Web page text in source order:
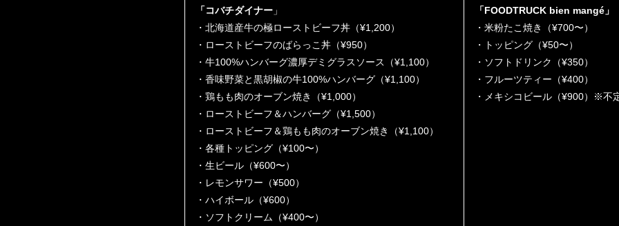
「コバチダイナー 」
・北海道産牛の極ローストビーフ丼（¥1,200）
・ローストビーフのばらっこ丼（¥950）
・牛100%ハンバーグ濃厚デミグラスソース（¥1,100）
・香味野菜と黒胡椒の牛100%ハンバーグ（¥1,100）
・鶏もも肉のオーブン焼き（¥1,000）
・ローストビーフ＆ハンバーグ（¥1,500）
・ローストビーフ＆鶏もも肉のオーブン焼き（¥1,100）
・各種トッピング（¥100〜）
・生ビール（¥600〜）
・レモンサワー（¥500）
・ハイボール（¥600）
・ソフトクリーム（¥400〜）
「FOODTRUCK bien mangé」
・米粉たこ焼き（¥700〜）
・トッピング（¥50〜）
・ソフトドリンク（¥350）
・フルーツティー（¥400）
・メキシコビール（¥900）※不